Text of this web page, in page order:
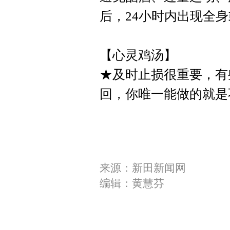
后，24小时内出现全
【心灵鸡汤】
★及时止损很重要，
回，你唯一能做的就
来源：新田新闻网
编辑：黄慧芬